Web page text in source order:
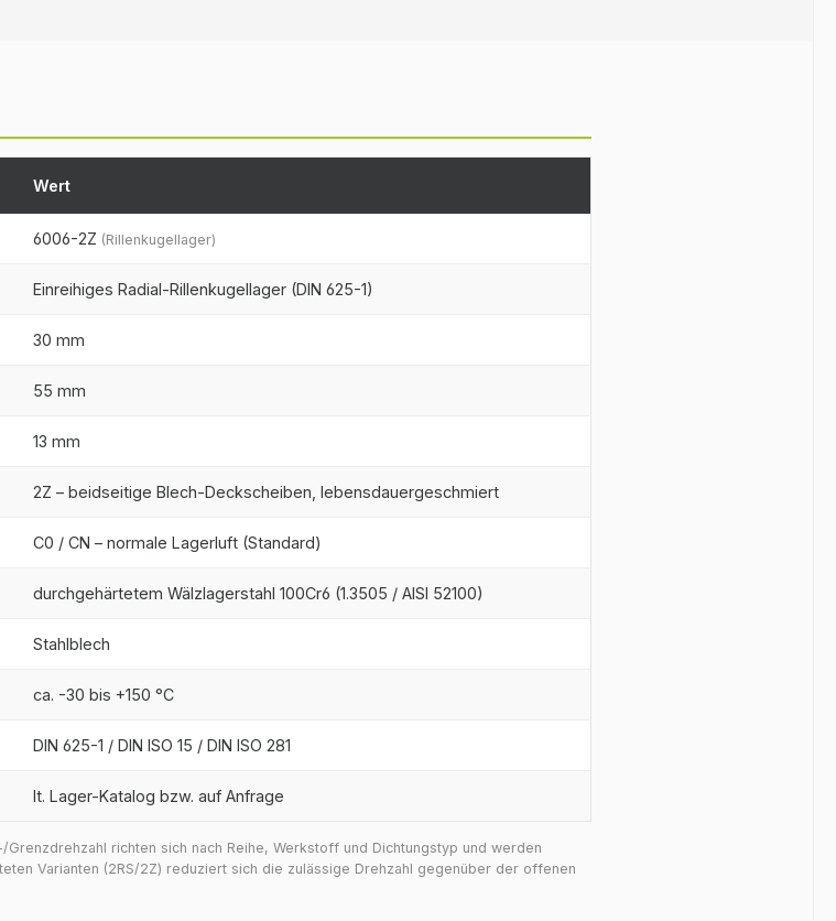
Wert
6006-2Z (Rillenkugellager)
Einreihiges Radial-Rillenkugellager (DIN 625-1)
30 mm
55 mm
13 mm
2Z – beidseitige Blech-Deckscheiben, lebensdauergeschmiert
C0 / CN – normale Lagerluft (Standard)
durchgehärtetem Wälzlagerstahl 100Cr6 (1.3505 / AISI 52100)
Stahlblech
ca. -30 bis +150 °C
DIN 625-1 / DIN ISO 15 / DIN ISO 281
lt. Lager-Katalog bzw. auf Anfrage
richten sich nach Reihe, Werkstoff und Dichtungstyp und werden
Varianten (2RS/2Z) reduziert sich die zulässige Drehzahl gegenüber der offenen